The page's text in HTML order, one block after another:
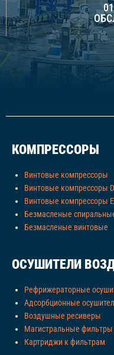
КОМПРЕССОРЫ
Винтовые компрессоры
Винтовые компрессоры
Винтовые компрессоры
Безмасленые
Безмасленые винтовые
ОСУШИТЕЛИ
Рефрижераторные
Адсорбционные
Воздушные ресиверы
Магистральные фильтры
Картриджи к фильтрам